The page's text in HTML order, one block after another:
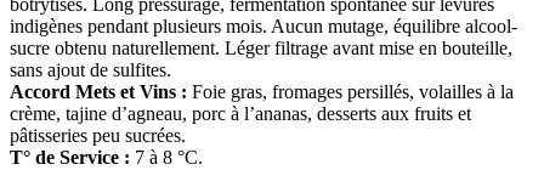
botrytisés. Long pressurage, fermentation spontanée sur levures
indigènes pendant plusieurs mois. Aucun mutage, équilibre alcool-
sucre obtenu naturellement. Léger filtrage avant mise en bouteille,
sans ajout de sulfites.
Accord Mets et Vins : Foie gras, fromages persillés, volailles à la
crème, tajine d’agneau, porc à l’ananas, desserts aux fruits et
pâtisseries peu sucrées.
T° de Service : 7 à 8 °C.